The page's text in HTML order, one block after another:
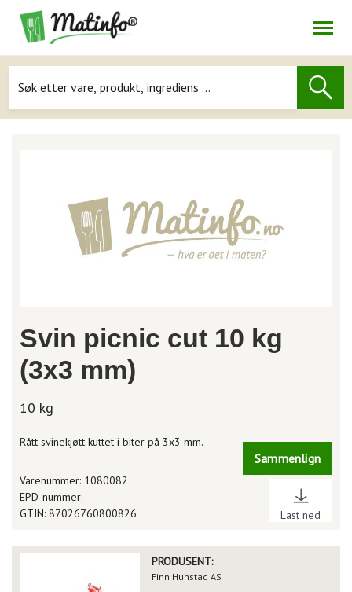
Navigasjon
Svin picnic cut 10 kg
(3x3 mm)
10 kg
Rått svinekjøtt kuttet i biter på 3x3 mm.
Sammenlign
Last ned
Varenummer: 1080082
EPD-nummer:
GTIN: 87026760800826
PRODUSENT:
Finn Hunstad AS